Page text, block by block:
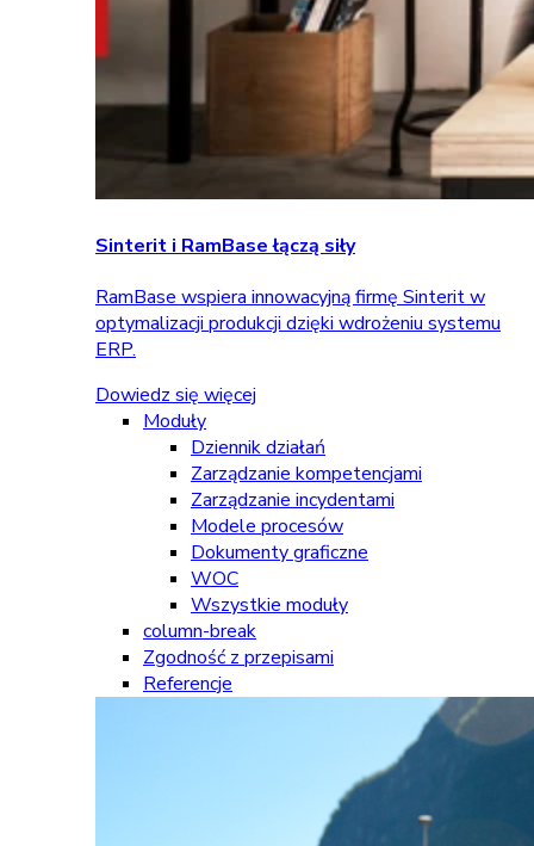
Sinterit i RamBase łączą siły
RamBase wspiera innowacyjną firmę Sinterit w
optymalizacji produkcji dzięki wdrożeniu systemu
ERP.
Dowiedz się więcej
Moduły
Dziennik działań
Zarządzanie kompetencjami
Zarządzanie incydentami
Modele procesów
Dokumenty graficzne
WOC
Wszystkie moduły
column-break
Zgodność z przepisami
Referencje